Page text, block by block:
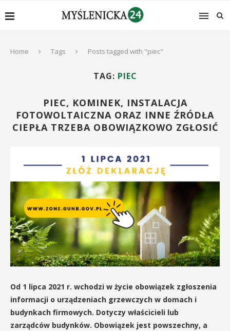
Home Tags Posts tagged with "piec"
TAG: PIEC
PIEC, KOMINEK, INSTALACJA
FOTOWOLTAICZNA ORAZ INNE ŹRÓDŁA
CIEPŁA TRZEBA OBOWIĄZKOWO ZGŁOSIĆ
Od 1 lipca 2021 r. wchodzi w życie obowiązek zgłoszenia
informacji o urządzeniach grzewczych w domach i
budynkach firmowych. Dotyczy właścicieli lub
zarządców budynków. Obowiązek jest powszechny, a